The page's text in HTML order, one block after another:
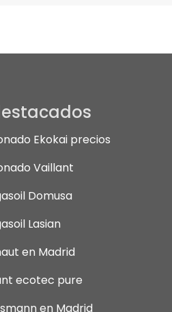
Ekokai precios
Vaillant
Domusa
Lasian
en Madrid
ecotec pure
en Madrid